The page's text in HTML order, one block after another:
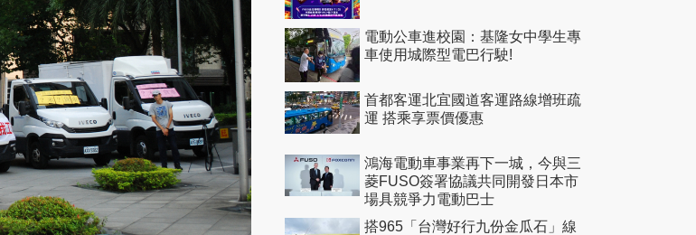
電動公車進校園：基隆女中學生專
車使用城際型電巴行駛!
首都客運北宜國道客運路線增班疏
運 搭乘享票價優惠
鴻海電動車事業再下一城，今與三
菱FUSO簽署協議共同開發日本市
場具競爭力電動巴士
搭965「台灣好行九份金瓜石」線